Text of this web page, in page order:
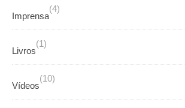
Imprensa
(4)
Livros
(1)
Vídeos
(10)